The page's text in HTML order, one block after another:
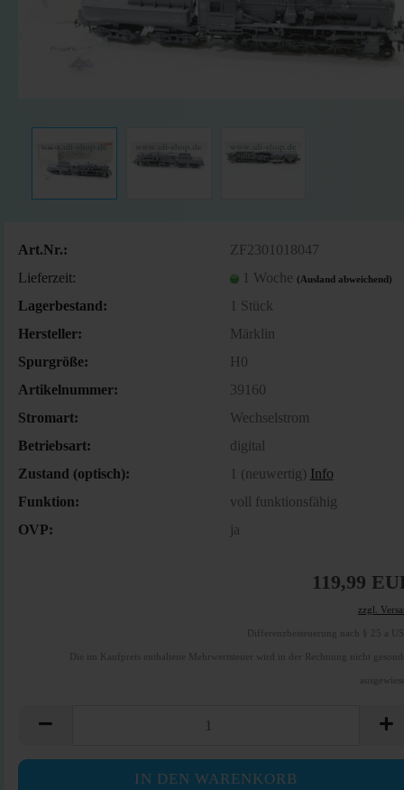
Art.Nr.:
ZF2301018047
Lieferzeit:
1 Woche (Ausland abweichend)
Lagerbestand: 1 Stück
Hersteller:
Märklin
Spurgröße:
H0
Artikelnummer:
39160
Stromart:
Wechselstrom
Betriebsart:
digital
Zustand (optisch):
1 (neuwertig) Info
Funktion:
voll funktionsfähig
OVP:
ja
119,99
zzgl.
Differenzbesteuerung nach § 25 a
Die im Kaufpreis enthaltene Mehrwertsteuer wird in der Rechnung nicht